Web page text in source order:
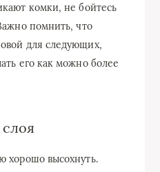
комки, не бойтесь
помнить, что
для следующих,
его как можно более
хорошо высохнуть.